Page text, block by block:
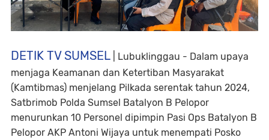
DETIK TV SUMSEL | Lubuklinggau - Dalam upaya
menjaga Keamanan dan Ketertiban Masyarakat
(Kamtibmas) menjelang Pilkada serentak tahun 2024,
Satbrimob Polda Sumsel Batalyon B Pelopor
menurunkan 10 Personel dipimpin Pasi Ops Batalyon B
Pelopor AKP Antoni Wijaya untuk menempati Posko